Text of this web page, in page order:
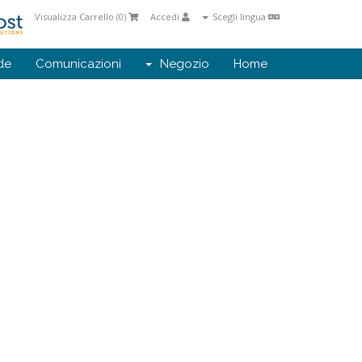
Visualizza Carrello (0)
Home
Negozio
Comunicazioni